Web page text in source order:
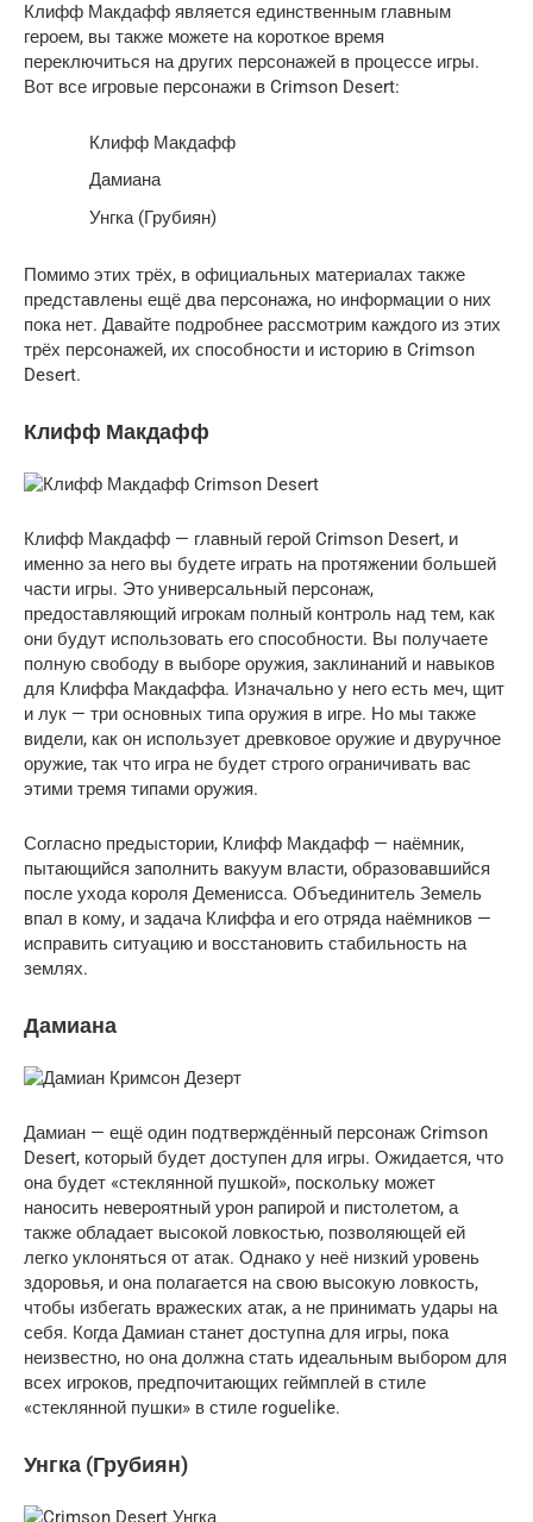
Клифф Макдафф является единственным главным
героем, вы также можете на короткое время
переключиться на других персонажей в процессе игры.
Вот все игровые персонажи в Crimson Desert:
Клифф Макдафф
Дамиана
Унгка (Грубиян)
Помимо этих трёх, в официальных материалах также
представлены ещё два персонажа, но информации о них
пока нет. Давайте подробнее рассмотрим каждого из этих
трёх персонажей, их способности и историю в Crimson
Desert.
Клифф Макдафф
Клифф Макдафф — главный герой Crimson Desert, и
именно за него вы будете играть на протяжении большей
части игры. Это универсальный персонаж,
предоставляющий игрокам полный контроль над тем, как
они будут использовать его способности. Вы получаете
полную свободу в выборе оружия, заклинаний и навыков
для Клиффа Макдаффа. Изначально у него есть меч, щит
и лук — три основных типа оружия в игре. Но мы также
видели, как он использует древковое оружие и двуручное
оружие, так что игра не будет строго ограничивать вас
этими тремя типами оружия.
Согласно предыстории, Клифф Макдафф — наёмник,
пытающийся заполнить вакуум власти, образовавшийся
после ухода короля Деменисса. Объединитель Земель
впал в кому, и задача Клиффа и его отряда наёмников —
исправить ситуацию и восстановить стабильность на
землях.
Дамиана
Дамиан — ещё один подтверждённый персонаж Crimson
Desert, который будет доступен для игры. Ожидается, что
она будет «стеклянной пушкой», поскольку может
наносить невероятный урон рапирой и пистолетом, а
также обладает высокой ловкостью, позволяющей ей
легко уклоняться от атак. Однако у неё низкий уровень
здоровья, и она полагается на свою высокую ловкость,
чтобы избегать вражеских атак, а не принимать удары на
себя. Когда Дамиан станет доступна для игры, пока
неизвестно, но она должна стать идеальным выбором для
всех игроков, предпочитающих геймплей в стиле
«стеклянной пушки» в стиле roguelike.
Унгка (Грубиян)